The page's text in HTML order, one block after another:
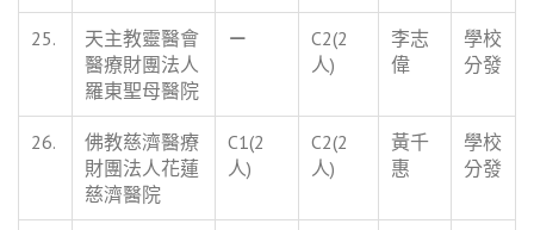
25.
天主教靈醫會
醫療財團法人
羅東聖母醫院
－
C2(2
人)
李志
偉
學校
分發
26.
佛教慈濟醫療
財團法人花蓮
慈濟醫院
C1(2
人)
C2(2
人)
黃千
惠
學校
分發